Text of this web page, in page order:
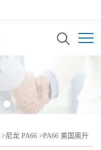
>尼龙 PA66 >PA66 美国奥升